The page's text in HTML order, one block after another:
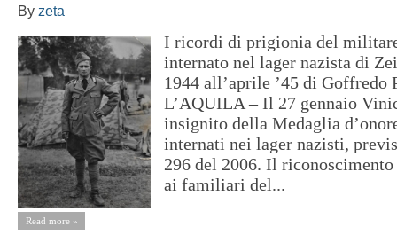
By zeta
I ricordi di prigionia del
internato nel lager nazista di
1944 all’aprile ’45 di Goffredo
L’AQUILA – Il 27 gennaio
insignito della Medaglia
internati nei lager nazisti,
296 del 2006. Il riconoscimento
ai familiari del...
Read more »